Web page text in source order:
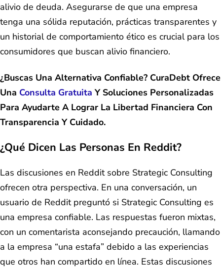
alivio de deuda. Asegurarse de que una empresa
tenga una sólida reputación, prácticas transparentes y
un historial de comportamiento ético es crucial para los
consumidores que buscan alivio financiero.
¿Buscas Una Alternativa Confiable? CuraDebt Ofrece
Una Consulta Gratuita Y Soluciones Personalizadas
Para Ayudarte A Lograr La Libertad Financiera Con
Transparencia Y Cuidado.
¿Qué Dicen Las Personas En Reddit?
Las discusiones en Reddit sobre Strategic Consulting
ofrecen otra perspectiva. En una conversación, un
usuario de Reddit preguntó si Strategic Consulting es
una empresa confiable. Las respuestas fueron mixtas,
con un comentarista aconsejando precaución, llamando
a la empresa “una estafa” debido a las experiencias
que otros han compartido en línea. Estas discusiones